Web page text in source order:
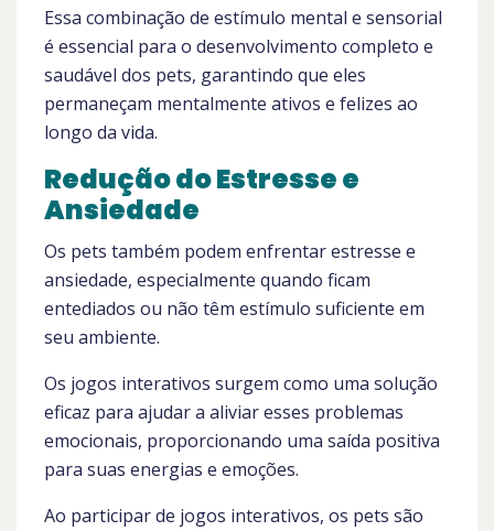
Essa combinação de estímulo mental e sensorial
é essencial para o desenvolvimento completo e
saudável dos pets, garantindo que eles
permaneçam mentalmente ativos e felizes ao
longo da vida.
Redução do Estresse e
Ansiedade
Os pets também podem enfrentar estresse e
ansiedade, especialmente quando ficam
entediados ou não têm estímulo suficiente em
seu ambiente.
Os jogos interativos surgem como uma solução
eficaz para ajudar a aliviar esses problemas
emocionais, proporcionando uma saída positiva
para suas energias e emoções.
Ao participar de jogos interativos, os pets são